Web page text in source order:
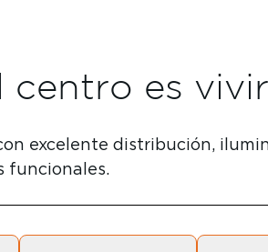
centro es
excelente distribución,
funcionales.